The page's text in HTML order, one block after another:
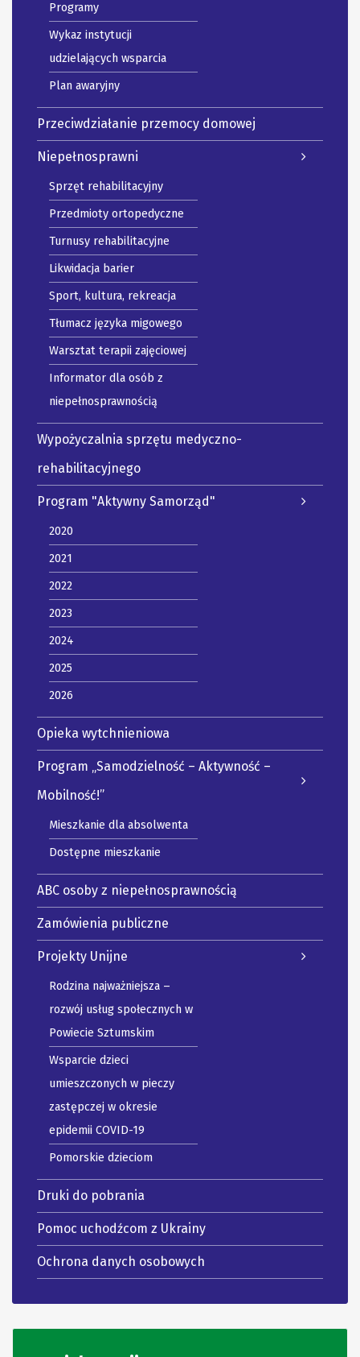
Programy
Wykaz instytucji
udzielających wsparcia
Plan awaryjny
Przeciwdziałanie przemocy domowej
Niepełnosprawni
Sprzęt rehabilitacyjny
Przedmioty ortopedyczne
Turnusy rehabilitacyjne
Likwidacja barier
Sport, kultura, rekreacja
Tłumacz języka migowego
Warsztat terapii zajęciowej
Informator dla osób z
niepełnosprawnością
Wypożyczalnia sprzętu medyczno-
rehabilitacyjnego
Program "Aktywny Samorząd"
2020
2021
2022
2023
2024
2025
2026
Opieka wytchnieniowa
Program „Samodzielność – Aktywność –
Mobilność!”
Mieszkanie dla absolwenta
Dostępne mieszkanie
ABC osoby z niepełnosprawnością
Zamówienia publiczne
Projekty Unijne
Rodzina najważniejsza –
rozwój usług społecznych w
Powiecie Sztumskim
Wsparcie dzieci
umieszczonych w pieczy
zastępczej w okresie
epidemii COVID-19
Pomorskie dzieciom
Druki do pobrania
Pomoc uchodźcom z Ukrainy
Ochrona danych osobowych